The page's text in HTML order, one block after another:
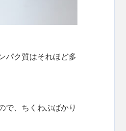
パク質はそれほど多
で、ちくわぶばかり